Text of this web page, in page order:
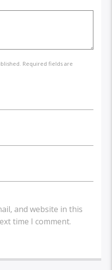
Required fields are
and website in this
time I comment.